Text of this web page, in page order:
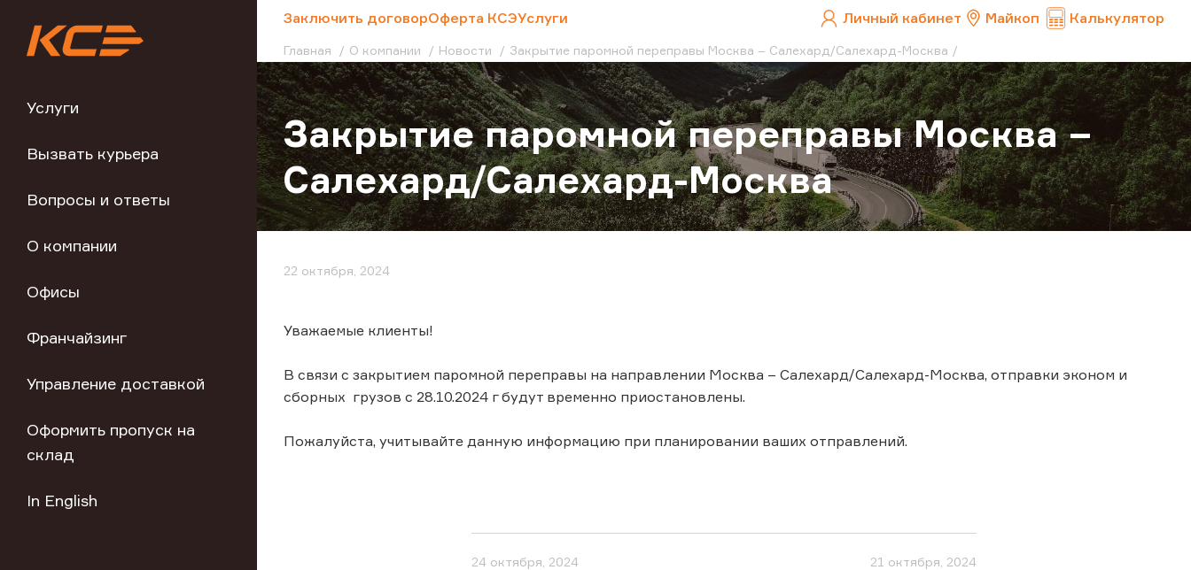
Услуги
Вызвать курьера
Вопросы и ответы
О компании
Офисы
Франчайзинг
Управление доставкой
Оформить пропуск на
склад
In English
Заключить договорОферта КСЭУслуги Личный кабинет Майкоп Калькулятор
Главная О компании Новости Закрытие паромной переправы Москва – Салехард/Салехард-Москва
Закрытие паромной переправы Москва –
Салехард/Салехард-Москва
22 октября, 2024
Уважаемые клиенты!
В связи с закрытием паромной переправы на направлении Москва – Салехард/Салехард-Москва, отправки эконом и
сборных грузов с 28.10.2024 г будут временно приостановлены.
Пожалуйста, учитывайте данную информацию при планировании ваших отправлений.
24 октября, 2024 21 октября, 2024